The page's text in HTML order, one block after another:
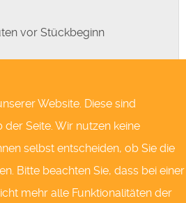
vor Stückbeginn
Tickets kaufen
Website. Diese sind
Seite. Wir nutzen keine
selbst entscheiden, ob Sie die
Bitte beachten Sie, dass bei einer
mehr alle Funktionalitäten der